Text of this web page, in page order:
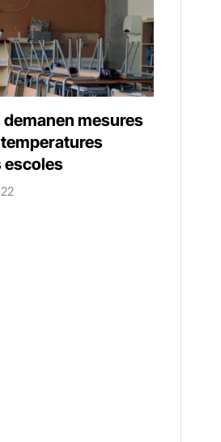
mesures
escoles